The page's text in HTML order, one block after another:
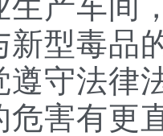
新型毒品
遵守法律
危害有更